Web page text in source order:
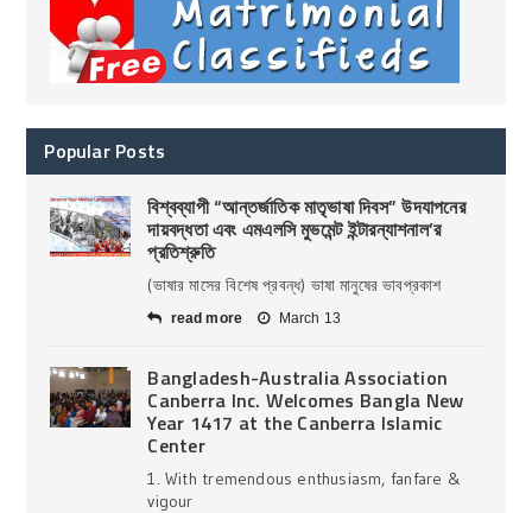
Popular Posts
বিশ্বব্যাপী “আন্তর্জাতিক মাতৃভাষা দিবস” উদযাপনের
দায়বদ্ধতা এবং এমএলসি মুভমেন্ট ইন্টারন্যাশনাল’র
প্রতিশ্রুতি
(ভাষার মাসের বিশেষ প্রবন্ধ) ভাষা মানুষের ভাবপ্রকাশ
read more March 13
Bangladesh-Australia Association
Canberra Inc. Welcomes Bangla New
Year 1417 at the Canberra Islamic
Center
1. With tremendous enthusiasm, fanfare &
vigour